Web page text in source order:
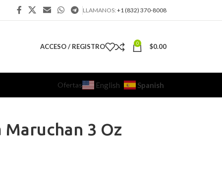
LLAMANOS: +1 (832) 370-8008
ACCESO / REGISTRO 0 $0.00
Ofertas English Spanish
3 Oz